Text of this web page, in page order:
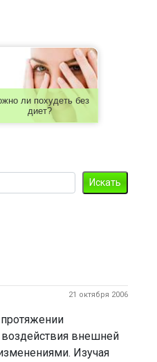
ли похудеть без
диет?
21 октября 2006
внешней
Изучая